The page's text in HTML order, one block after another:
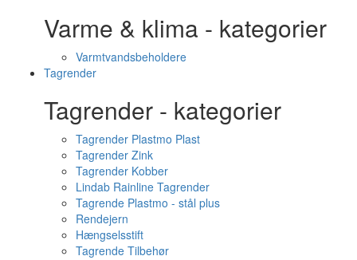
Varme & klima - kategorier
Varmtvandsbeholdere
Tagrender
Tagrender - kategorier
Tagrender Plastmo Plast
Tagrender Zink
Tagrender Kobber
Lindab Rainline Tagrender
Tagrende Plastmo - stål plus
Rendejern
Hængselsstift
Tagrende Tilbehør